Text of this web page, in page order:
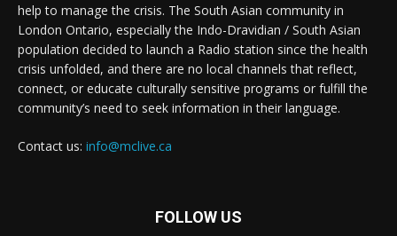
help to manage the crisis. The South Asian community in
London Ontario, especially the Indo-Dravidian / South Asian
population decided to launch a Radio station since the health
crisis unfolded, and there are no local channels that reflect,
connect, or educate culturally sensitive programs or fulfill the
community’s need to seek information in their language.
Contact us: info@mclive.ca
FOLLOW US